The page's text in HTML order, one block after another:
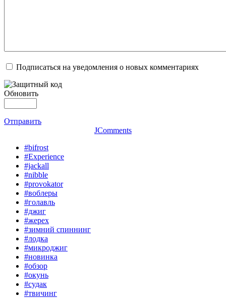
Подписаться на уведомления о новых комментариях
Обновить
Отправить
JComments
#bifrost
#Experience
#jackall
#nibble
#provokator
#воблеры
#голавль
#джиг
#жерех
#зимний спиннинг
#лодка
#микроджиг
#новинка
#обзор
#окунь
#судак
#твичинг